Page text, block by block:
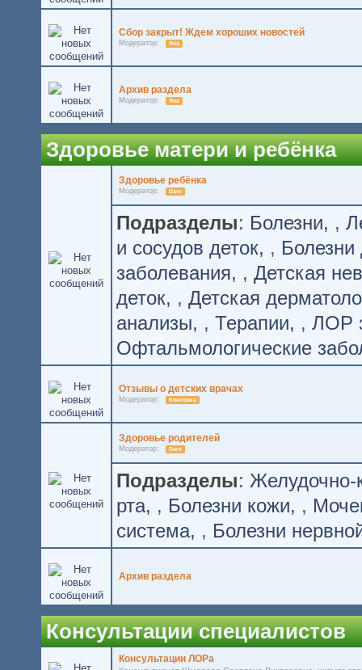
Сбор закрыт! Ждем хороших новостей
Модератор: Яна
Архив раздела
Модератор: Яна
Здоровье матери и ребёнка
Здоровье ребёнка
Модератор: Dare
Подразделы: Болезни ,
и сосудов деток , Болезни
заболевания
, Детская
деток , Детская
анализы
, Терапии , ЛОР
Офтальмологические
Отзывы о детских врачах
Модератор: Клюковка
Здоровье родителей
Модератор: Dare
Подразделы: Желудочно-
рта , Болезни кожи ,
система , Болезни
Архив раздела
Консультации специалистов
Консультации ЛОРа